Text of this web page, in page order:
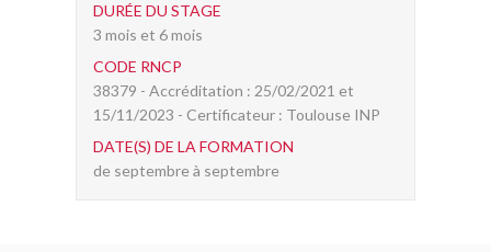
DURÉE DU STAGE
3 mois et 6 mois
CODE RNCP
38379 - Accréditation : 25/02/2021 et
15/11/2023 - Certificateur : Toulouse INP
DATE(S) DE LA FORMATION
de septembre à septembre